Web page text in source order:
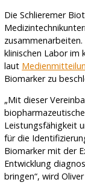
Die Schlieremer
klinischen Labor im
laut
Biomarker zu
„Mit dieser
Leistungsfähigkeit
für die
Biomarker mit der
Entwicklung
bringen“, wird